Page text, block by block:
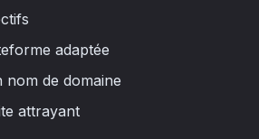
adaptée
nom de domaine
attrayant